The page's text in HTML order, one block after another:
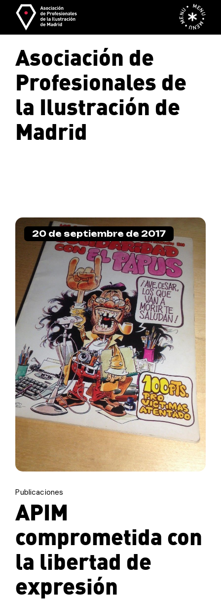
content
MENU • MENU • MENU •
Asociación de
Profesionales de
la Ilustración de
Madrid
20 de septiembre de 2017
Publicaciones
APIM
comprometida con
la libertad de
expresión